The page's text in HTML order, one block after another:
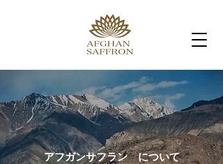
アフガンサフラン について